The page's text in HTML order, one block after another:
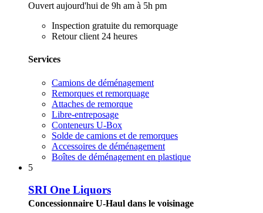
Ouvert aujourd'hui de 9h am à 5h pm
Inspection gratuite du remorquage
Retour client 24 heures
Services
Camions de déménagement
Remorques et remorquage
Attaches de remorque
Libre-entreposage
Conteneurs U-Box
Solde de camions et de remorques
Accessoires de déménagement
Boîtes de déménagement en plastique
5
SRI One Liquors
Concessionnaire U-Haul dans le voisinage